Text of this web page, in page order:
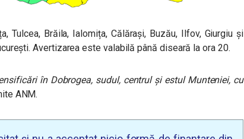
Tulcea, Brăila, Ialomița, Călărași, Buzău, Ilfov, Giurgiu și
Avertizarea este valabilă până diseară la ora 20.
în Dobrogea, sudul, centrul și estul Munteniei, cu
ANM.